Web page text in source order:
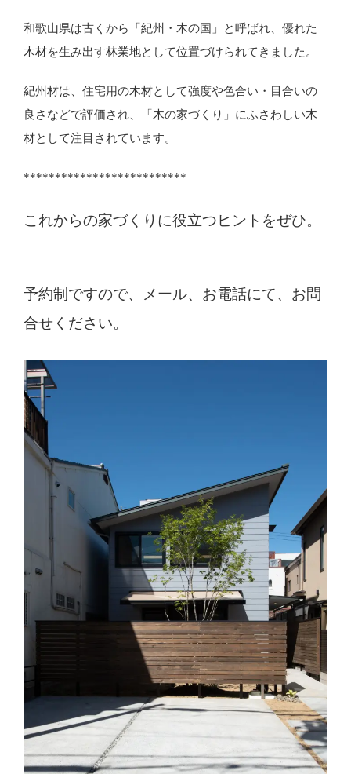
和歌山県は古くから「紀州・木の国」と呼ばれ、優れた
木材を生み出す林業地として位置づけられてきました。
紀州材は、住宅用の木材として強度や色合い・目合いの
良さなどで評価され、「木の家づくり」にふさわしい木
材として注目されています。
**************************
これからの家づくりに役立つヒントをぜひ。
予約制ですので、メール、お電話にて、お問
合せください。